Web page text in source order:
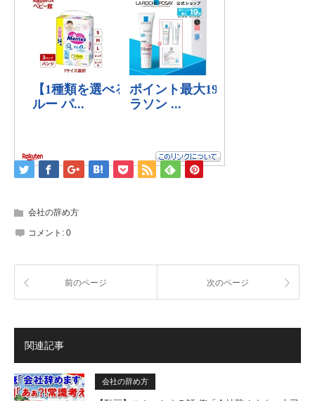
会社の辞め方
コメント: 0
前のページ 次のページ
関連記事
会社の辞め方